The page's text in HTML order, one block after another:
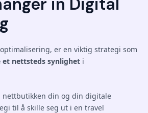
er en viktig strategi som
et nettsteds synlighet i
nettbutikken din og din digitale
til å skille seg ut i en travel